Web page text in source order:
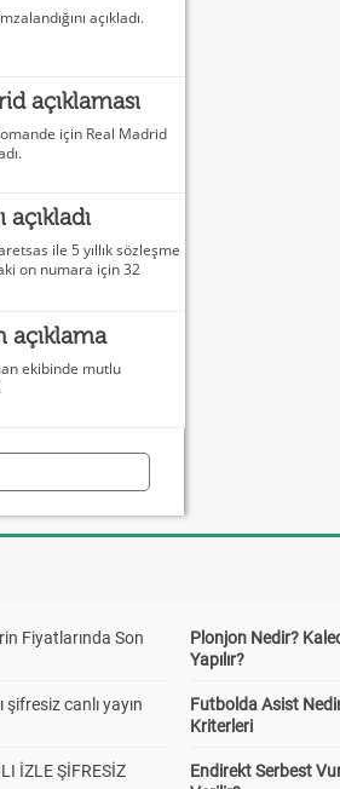
açıkladı.
açıklaması
için Real Madrid
ile 5 yıllık sözleşme
on numara için 32
açıklama
ekibinde mutlu
Fiyatlarında Son
canlı yayın
İZLE ŞİFRESİZ
Plonjon Nedir?
Yapılır?
Futbolda Asist
Kriterleri
Endirekt Serbest